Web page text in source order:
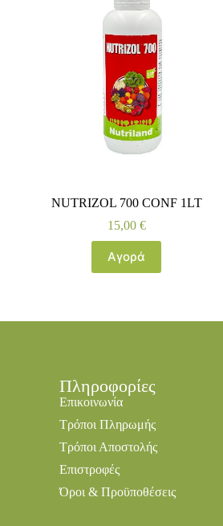
NUTRIZOL 700 CONF 1LT
15,00 €
Αγορά
Πληροφορίες
Επικοινωνία
Τρόποι Πληρωμής
Τρόποι Αποστολής
Επιστροφές
Όροι & Προϋποθέσεις